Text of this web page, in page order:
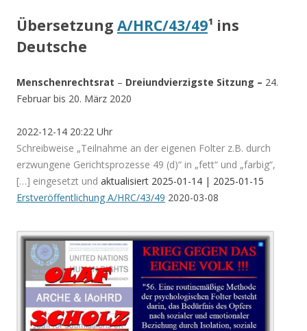
Übersetzung A/HRC/43/49¹ ins
Deutsche
Menschenrechtsrat – Dreiundvierzigste Sitzung – 24.
Februar bis 20. März 2020
2022-12-14 20:22 Uhr
Schreibweise „Teilnahme an der eigenen Folter z.B. durch
erzwungene Gerichtsprozesse 49 (d)“ in „fett“ und „farbig“,
[…] eingesetzt und aktualisiert 2025-01-14 | 2025-01-15
Erstveröffentlichung A/HRC/43/49 2020-03-08